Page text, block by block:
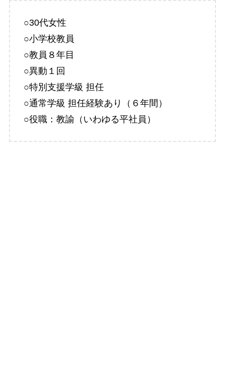
○30代女性
○小学校教員
○教員８年目
○異動１回
○特別支援学級 担任
○通常学級 担任経験あり（６年間）
○役職：教諭（いわゆる平社員）